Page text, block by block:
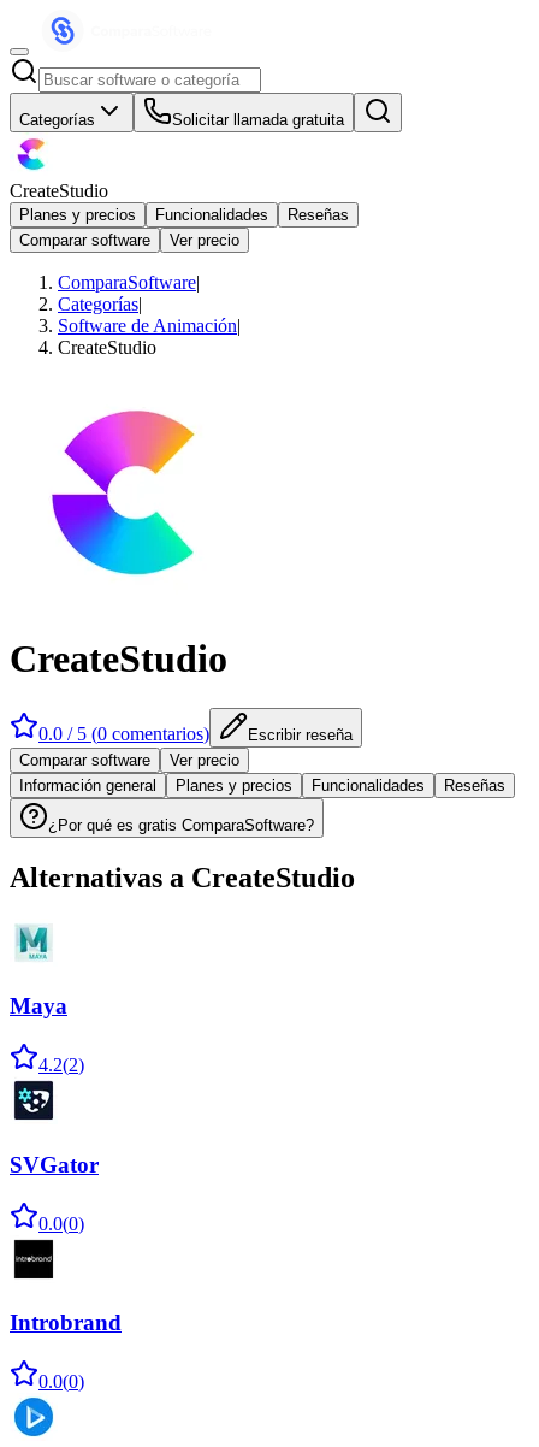
Categorías Solicitar llamada gratuita
CreateStudio
Planes y precios Funcionalidades
Reseñas
Comparar software
Ver precio
ComparaSoftware|
Categorías|
Software de Animación|
CreateStudio
CreateStudio
0.0 / 5 (0 comentarios)
Escribir reseña
Comparar software
Ver precio
Información general
Planes y precios Funcionalidades Reseñas
¿Por qué es gratis ComparaSoftware?
Alternativas a CreateStudio
Maya
4.2(2)
SVGator
0.0(0)
Introbrand
0.0(0)